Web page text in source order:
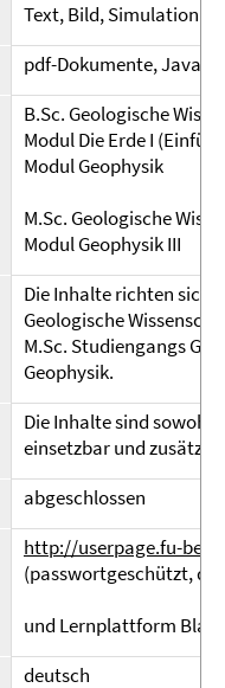
Text, Bild, Simulation
pdf-Dokumente, Java
B.Sc. Geologische
Modul Die Erde I
Modul Geophysik
M.Sc. Geologische
Modul Geophysik III
Die Inhalte richten sich
Geologische
M.Sc. Studiengangs
Geophysik.
Die Inhalte sind sowohl
einsetzbar und
abgeschlossen
http://userpage.fu-
(passwortgeschützt,
und Lernplattform
deutsch